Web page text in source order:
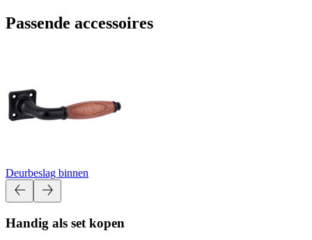
Passende accessoires
Deurbeslag binnen
Handig als set kopen